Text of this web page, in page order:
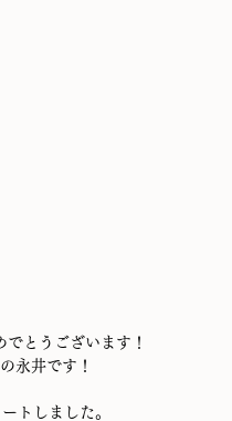
とうございます！
永井です！
トしました。